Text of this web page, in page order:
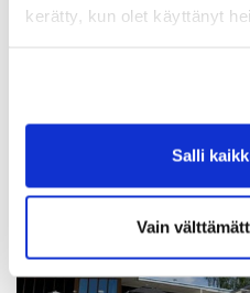
kerätty, kun olet käyttänyt
Salli
Vain
Senioritoimikunta järjestää